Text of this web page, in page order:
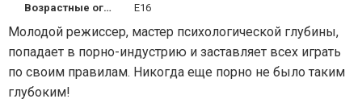
Возрастные ограничения Е16
Молодой режиссер, мастер психологической глубины,
попадает в порно-индустрию и заставляет всех играть
по своим правилам. Никогда еще порно не было таким
глубоким!